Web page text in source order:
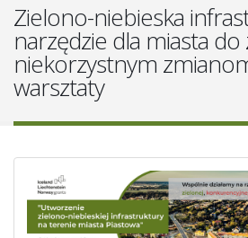
Zielono-niebieska
narzędzie dla miasta
niekorzystnym
warsztaty